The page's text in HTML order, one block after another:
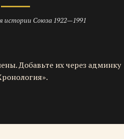
истории Союза 1922—1991
Добавьте их через админку